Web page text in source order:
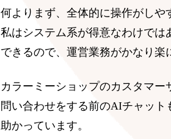
何よりまず、全体的に操作がしや
私はシステム系が得意なわけで
できるので、運営業務がかなり楽
カラーミーショップのカスタマー
問い合わせをする前のAIチャッ
助かっています。